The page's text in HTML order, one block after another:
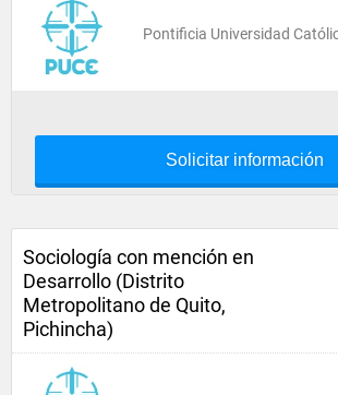
Pontificia Universidad
Solicitar información
Sociología con mención en
Desarrollo (Distrito
Metropolitano de Quito,
Pichincha)